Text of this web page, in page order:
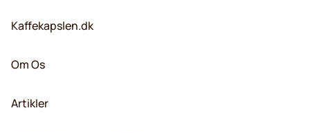
Kaffekapslen.dk
Om Os
Artikler